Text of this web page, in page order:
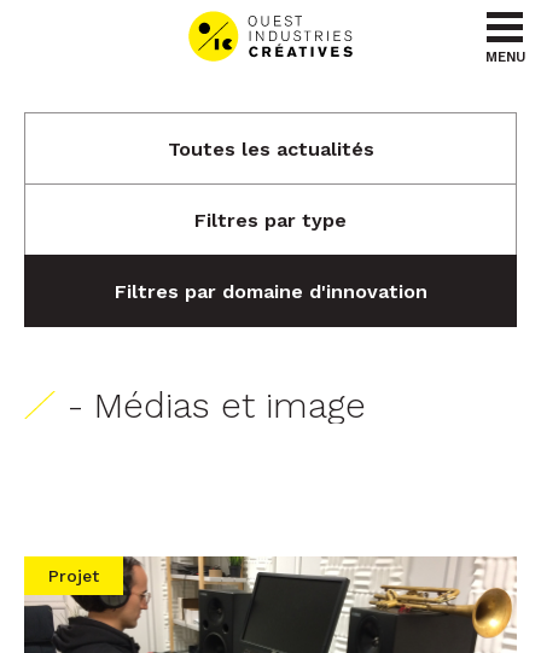
Aller au menu
Aller au contenu
MENU
Toutes les actualités
Filtres par type
Filtres par domaine d'innovation
- Médias et image
Projet